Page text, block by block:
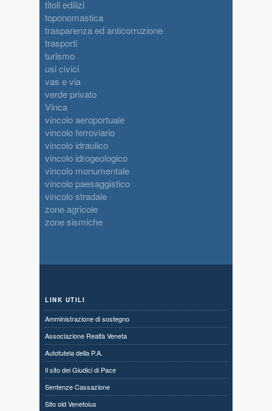
titoli edilizi
toponomastica
trasparenza ed anticorruzione
trasporti
turismo
usi civici
vas e via
verde privato
Vinca
vincolo aeroportuale
vincolo ferroviario
vincolo idraulico
vincolo idrogeologico
vincolo monumentale
vincolo paesaggistico
vincolo stradale
zone agricole
zone sismiche
LINK UTILI
Amministrazione di sostegno
Associazione Realtà Veneta
Autotutela della P.A.
Il sito dei Giudici di Pace
Sentenze Cassazione
Sito old Venetoius